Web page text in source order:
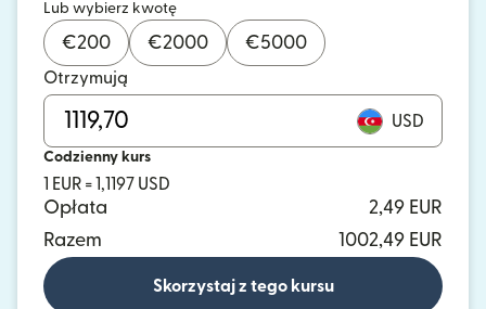
Lub wybierz kwotę
€200 €2000 €5000
Otrzymują
USD
Codzienny kurs
1 EUR = 1,1197 USD
Opłata
2,49 EUR
Razem
1002,49 EUR
Skorzystaj z tego kursu